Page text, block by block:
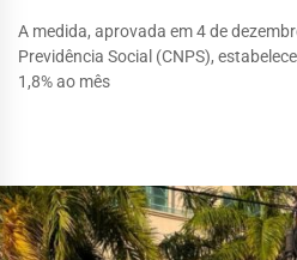
A medida, aprovada em 4 de
Previdência Social (CNPS),
1,8% ao mês